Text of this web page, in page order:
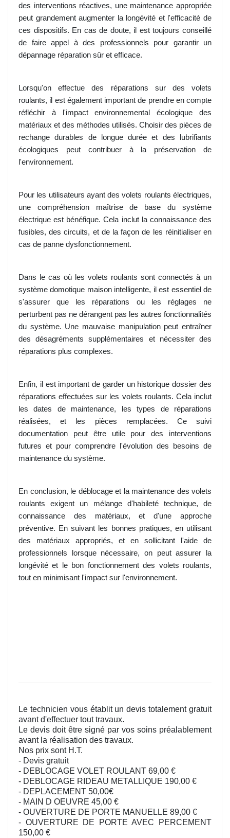
des interventions réactives, une maintenance appropriée
peut grandement augmenter la longévité et l'efficacité de
ces dispositifs. En cas de doute, il est toujours conseillé
de faire appel à des professionnels pour garantir un
dépannage réparation sûr et efficace.
Lorsqu'on effectue des réparations sur des volets
roulants, il est également important de prendre en compte
réfléchir à l'impact environnemental écologique des
matériaux et des méthodes utilisés. Choisir des pièces de
rechange durables de longue durée et des lubrifiants
écologiques peut contribuer à la préservation de
l'environnement.
Pour les utilisateurs ayant des volets roulants électriques,
une compréhension maîtrise de base du système
électrique est bénéfique. Cela inclut la connaissance des
fusibles, des circuits, et de la façon de les réinitialiser en
cas de panne dysfonctionnement.
Dans le cas où les volets roulants sont connectés à un
système domotique maison intelligente, il est essentiel de
s'assurer que les réparations ou les réglages ne
perturbent pas ne dérangent pas les autres fonctionnalités
du système. Une mauvaise manipulation peut entraîner
des désagréments supplémentaires et nécessiter des
réparations plus complexes.
Enfin, il est important de garder un historique dossier des
réparations effectuées sur les volets roulants. Cela inclut
les dates de maintenance, les types de réparations
réalisées, et les pièces remplacées. Ce suivi
documentation peut être utile pour des interventions
futures et pour comprendre l'évolution des besoins de
maintenance du système.
En conclusion, le déblocage et la maintenance des volets
roulants exigent un mélange d'habileté technique, de
connaissance des matériaux, et d'une approche
préventive. En suivant les bonnes pratiques, en utilisant
des matériaux appropriés, et en sollicitant l'aide de
professionnels lorsque nécessaire, on peut assurer la
longévité et le bon fonctionnement des volets roulants,
tout en minimisant l'impact sur l'environnement.
Le technicien vous établit un devis totalement gratuit
avant d'effectuer tout travaux.
Le devis doit être signé par vos soins préalablement
avant la réalisation des travaux.
Nos prix sont H.T.
- Devis gratuit
- DEBLOCAGE VOLET ROULANT 69,00 €
- DEBLOCAGE RIDEAU METALLIQUE 190,00 €
- DEPLACEMENT 50,00€
- MAIN D OEUVRE 45,00 €
- OUVERTURE DE PORTE MANUELLE 89,00 €
- OUVERTURE DE PORTE AVEC PERCEMENT
150,00 €